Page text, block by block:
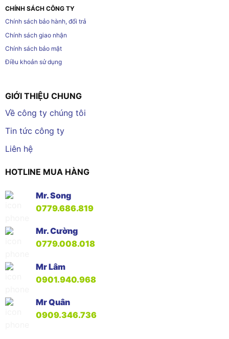
CHÍNH SÁCH CÔNG TY
Chính sách bảo hành, đổi trả
Chính sách giao nhận
Chính sách bảo mật
Điều khoản sử dụng
GIỚI THIỆU CHUNG
Về công ty chúng tôi
Tin tức công ty
Liên hệ
HOTLINE MUA HÀNG
Mr. Song
0779.686.819
Mr. Cường
0779.008.018
Mr Lâm
0901.940.968
Mr Quân
0909.346.736